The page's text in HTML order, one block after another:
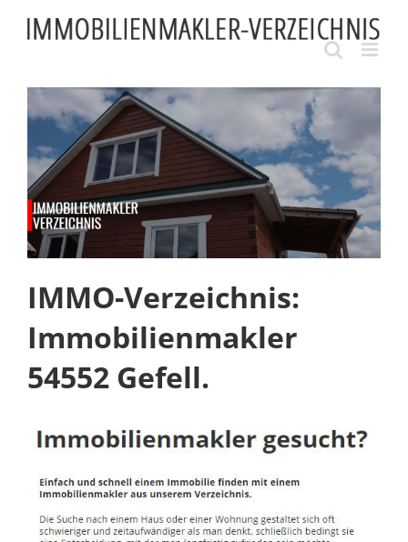
content
IMMO-Verzeichnis:
Immobilienmakler
54552 Gefell.